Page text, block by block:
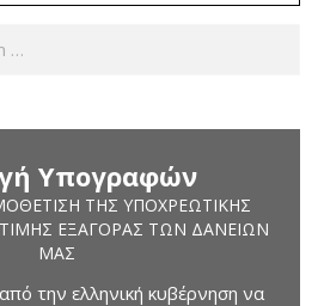
Υπογραφών
ΤΗΣ ΥΠΟΧΡΕΩΤΙΚΉΣ
ΕΞΑΓΟΡΆΣ ΤΩΝ ΔΑΝΕΊΩΝ
ΜΑΣ
την ελληνική κυβέρνηση να